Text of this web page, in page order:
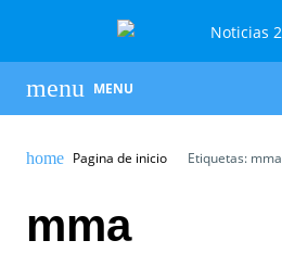
MENU
Pagina de inicio Etiquetas: mma
mma